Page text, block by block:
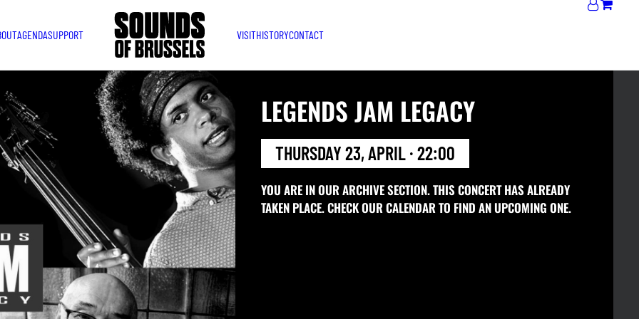
AGENDASUPPORT VISITHISTORYCONTACT
LEGENDS JAM LEGACY
THURSDAY 23, APRIL · 22:00
YOU ARE IN OUR ARCHIVE SECTION. THIS CONCERT HAS ALREADY
TAKEN PLACE. CHECK OUR CALENDAR TO FIND AN UPCOMING ONE.